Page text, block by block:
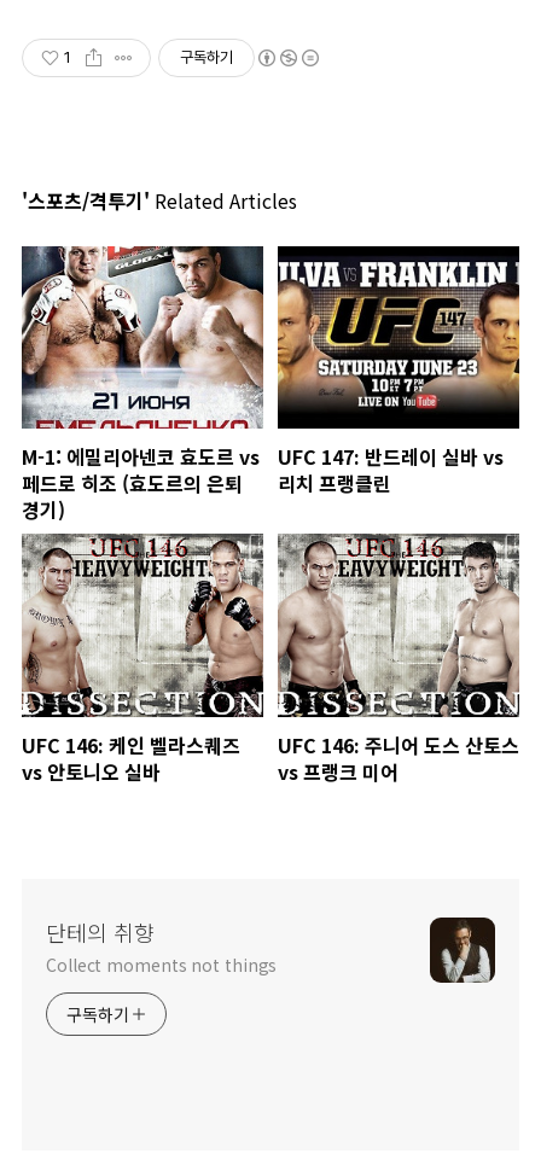
1 구독하기
'스포츠/격투기' Related Articles
M-1: 에밀리아넨코 효도르 vs
페드로 히조 (효도르의 은퇴
경기)
UFC 147: 반드레이 실바 vs
리치 프랭클린
UFC 146: 케인 벨라스퀘즈
vs 안토니오 실바
UFC 146: 주니어 도스 산토스
vs 프랭크 미어
단테의 취향
Collect moments not things
구독하기